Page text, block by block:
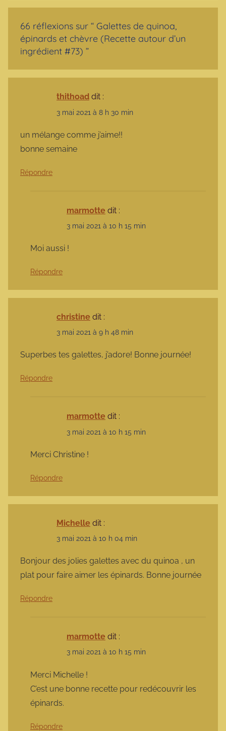
66 réflexions sur “ Galettes de quinoa,
épinards et chèvre (Recette autour d’un
ingrédient #73) ”
thithoad dit :
3 mai 2021 à 8 h 30 min
un mélange comme j’aime!!
bonne semaine
Répondre
marmotte dit :
3 mai 2021 à 10 h 15 min
Moi aussi !
Répondre
christine dit :
3 mai 2021 à 9 h 48 min
Superbes tes galettes, j’adore! Bonne journée!
Répondre
marmotte dit :
3 mai 2021 à 10 h 15 min
Merci Christine !
Répondre
Michelle dit :
3 mai 2021 à 10 h 04 min
Bonjour des jolies galettes avec du quinoa , un
plat pour faire aimer les épinards. Bonne journée
Répondre
marmotte dit :
3 mai 2021 à 10 h 15 min
Merci Michelle !
C’est une bonne recette pour redécouvrir les
épinards.
Répondre